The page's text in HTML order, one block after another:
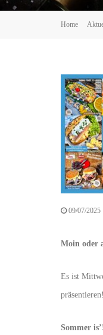
Home
09/07/2025
Moin oder
Es ist
präsentieren!
Sommer